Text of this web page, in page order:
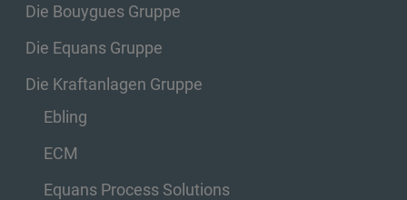
Die Bouygues Gruppe
Die Equans Gruppe
Die Kraftanlagen Gruppe
Ebling
ECM
Equans Process Solutions